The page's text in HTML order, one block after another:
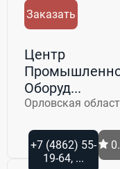
Заказать
Центр
Оборуд...
Орловская
+7 (4862) 55-
19-64, ...